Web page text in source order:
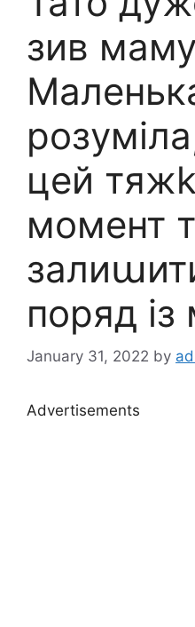
зив
цей
момент
поряд
January 31, 2022 by
Advertisements